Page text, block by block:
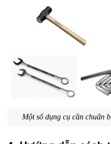
Một số dụng cụ cần chuẩn